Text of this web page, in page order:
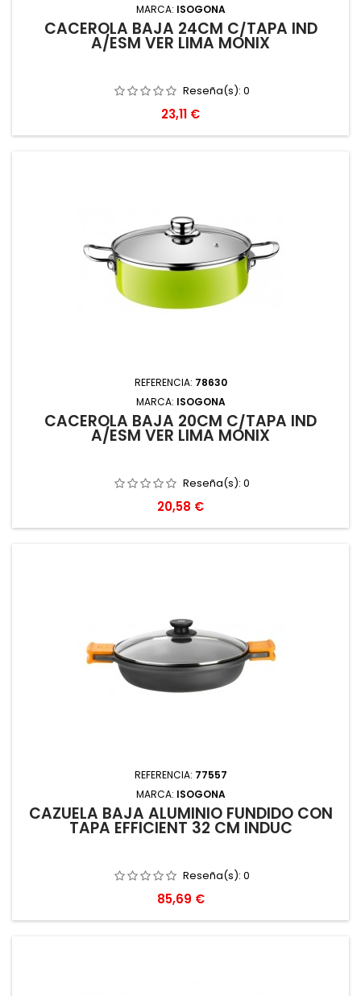
MARCA: ISOGONA
CACEROLA BAJA 24CM C/TAPA IND
A/ESM VER LIMA MONIX
Reseña(s): 0
Precio
23,11 €
REFERENCIA: 78630
MARCA: ISOGONA
CACEROLA BAJA 20CM C/TAPA IND
A/ESM VER LIMA MONIX
Reseña(s): 0
Precio
20,58 €
REFERENCIA: 77557
MARCA: ISOGONA
CAZUELA BAJA ALUMINIO FUNDIDO CON
TAPA EFFICIENT 32 CM INDUC
Reseña(s): 0
Precio
85,69 €